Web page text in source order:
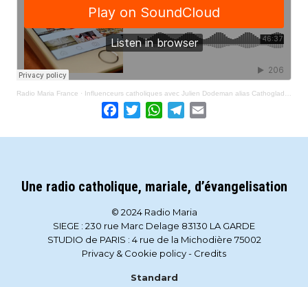
Radio Maria France · Influenceurs catholiques avec Julien Dodeman alias Cathoglad 2026-02-12
Facebook
TwitterWhatsApp
Telegram
Une radio catholique, mariale, d’évangelisation
© 2024 Radio Maria
SIEGE : 230 rue Marc Delage 83130 LA GARDE
STUDIO de PARIS : 4 rue de la Michodière 75002
Privacy & Cookie policy- Credits
Standard